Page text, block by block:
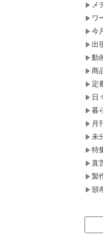
メ
ワ
今
出
動
商
定
日
暮
月
未
特
直
製
頒